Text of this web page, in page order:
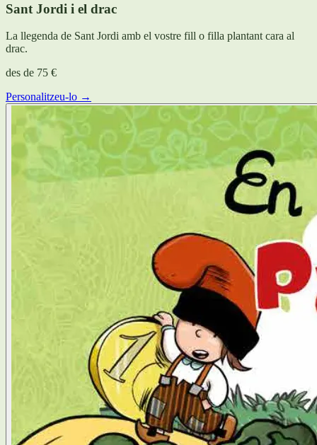
Sant Jordi i el drac
La llegenda de Sant Jordi amb el vostre fill o filla plantant cara al
drac.
des de 75 €
Personalitzeu-lo →